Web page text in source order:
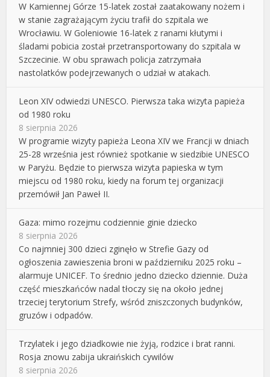
W Kamiennej Górze 15-latek został zaatakowany nożem i
w stanie zagrażającym życiu trafił do szpitala we
Wrocławiu. W Goleniowie 16-latek z ranami kłutymi i
śladami pobicia został przetransportowany do szpitala w
Szczecinie. W obu sprawach policja zatrzymała
nastolatków podejrzewanych o udział w atakach.
Leon XIV odwiedzi UNESCO. Pierwsza taka wizyta papieża
od 1980 roku
8 sierpnia 2026
W programie wizyty papieża Leona XIV we Francji w dniach
25-28 września jest również spotkanie w siedzibie UNESCO
w Paryżu. Będzie to pierwsza wizyta papieska w tym
miejscu od 1980 roku, kiedy na forum tej organizacji
przemówił Jan Paweł II.
Gaza: mimo rozejmu codziennie ginie dziecko
8 sierpnia 2026
Co najmniej 300 dzieci zginęło w Strefie Gazy od
ogłoszenia zawieszenia broni w październiku 2025 roku –
alarmuje UNICEF. To średnio jedno dziecko dziennie. Duża
część mieszkańców nadal tłoczy się na około jednej
trzeciej terytorium Strefy, wśród zniszczonych budynków,
gruzów i odpadów.
Trzylatek i jego dziadkowie nie żyją, rodzice i brat ranni.
Rosja znowu zabija ukraińskich cywilów
8 sierpnia 2026